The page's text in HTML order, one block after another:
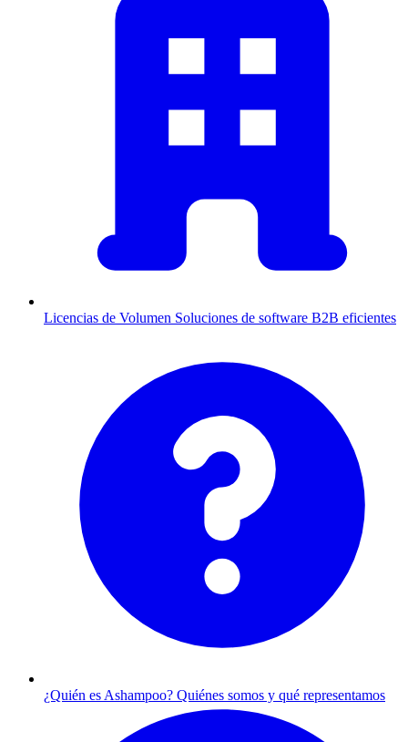
Licencias de Volumen Soluciones de software B2B eficientes
¿Quién es Ashampoo? Quiénes somos y qué representamos